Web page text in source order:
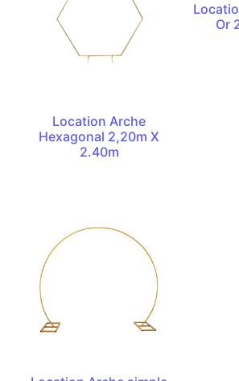
Location Arche
Hexagonal 2,20m X
2.40m
Or